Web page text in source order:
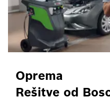
Oprema
Rešitve od